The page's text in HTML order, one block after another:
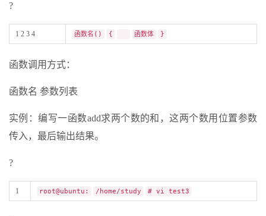
?
1 2 3 4 函数名() { 函数体 }
函数调用方式：
函数名 参数列表
实例：编写一函数add求两个数的和，这两个数用位置参数
传入，最后输出结果。
?
1 root@ubuntu: /home/study # vi test3